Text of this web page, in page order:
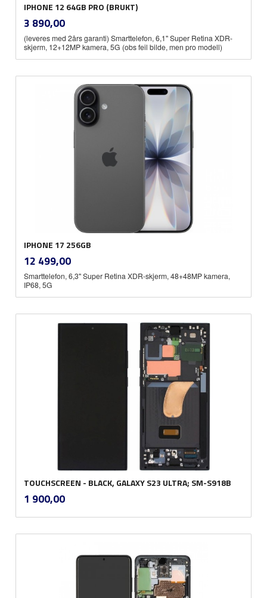
IPHONE 12 64GB PRO (BRUKT)
Pris
3 890,00mva.
(leveres med 2års garanti) Smarttelefon, 6,1'' Super Retina XDR-
skjerm, 12+12MP kamera, 5G (obs feil bilde, men pro modell)
IPHONE 17 256GB
Pris
12 499,00mva.
Smarttelefon, 6,3" Super Retina XDR-skjerm, 48+48MP kamera,
IP68, 5G
TOUCHSCREEN - BLACK, GALAXY S23 ULTRA; SM-S918B
Pris
1 900,00mva.